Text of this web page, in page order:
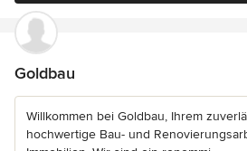
Goldbau
Willkommen bei Goldbau, Ihrem
hochwertige Bau- und